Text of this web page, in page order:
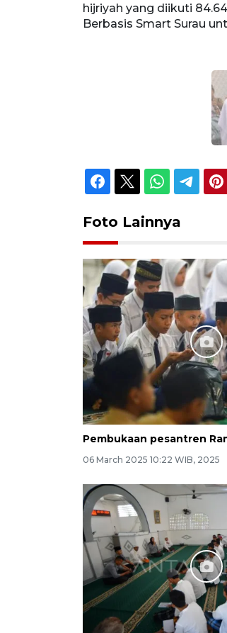
hijriyah yang diikuti
Berbasis Smart Surau
Foto Lainnya
Pembukaan pesantren
06 March 2025 10:22 WIB, 2025